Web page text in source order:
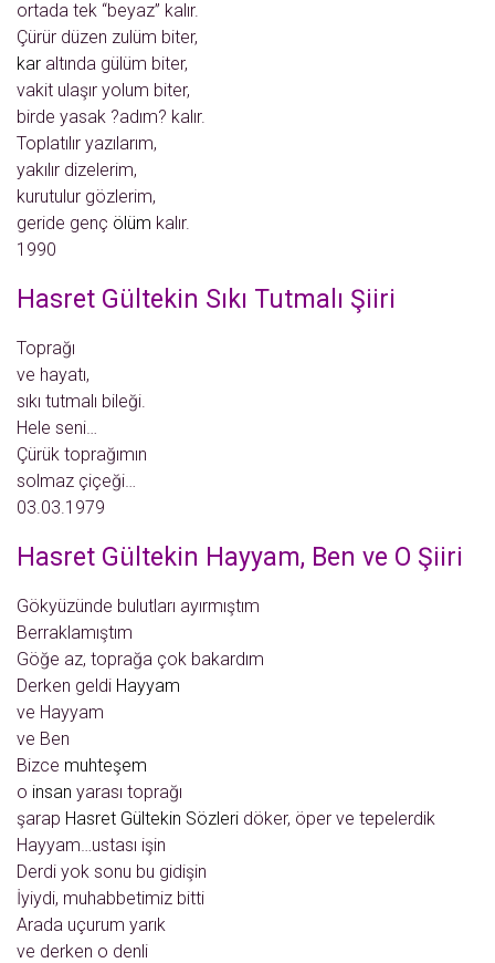
ortada tek “beyaz” kalır.
Çürür düzen zulüm biter,
kar altında gülüm biter,
vakit ulaşır yolum biter,
birde yasak ?adım? kalır.
Toplatılır yazılarım,
yakılır dizelerim,
kurutulur gözlerim,
geride genç ölüm kalır.
1990
Hasret Gültekin Sıkı Tutmalı Şiiri
Toprağı
ve hayatı,
sıkı tutmalı bileği.
Hele seni…
Çürük toprağımın
solmaz çiçeği…
03.03.1979
Hasret Gültekin Hayyam, Ben ve O Şiiri
Gökyüzünde bulutları ayırmıştım
Berraklamıştım
Göğe az, toprağa çok bakardım
Derken geldi Hayyam
ve Hayyam
ve Ben
Bizce muhteşem
o insan yarası toprağı
şarap Hasret Gültekin Sözleri döker, öper ve tepelerdik
Hayyam…ustası işin
Derdi yok sonu bu gidişin
İyiydi, muhabbetimiz bitti
Arada uçurum yarık
ve derken o denli